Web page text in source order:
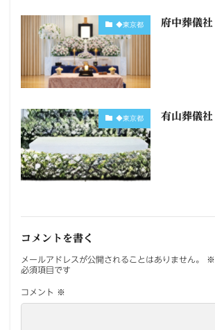
◆東京都 府中葬儀社
◆東京都 有山葬儀社
コメントを書く
メールアドレスが公開されることはありません。 ※
必須項目です
コメント ※